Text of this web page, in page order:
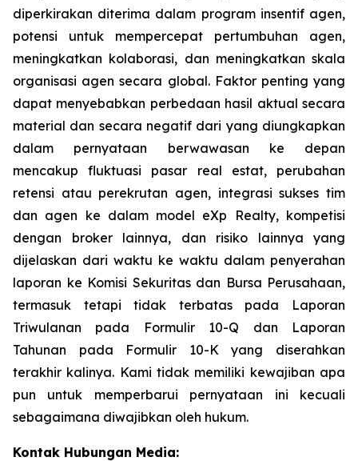
diperkirakan diterima dalam program insentif agen,
potensi untuk mempercepat pertumbuhan agen,
meningkatkan kolaborasi, dan meningkatkan skala
organisasi agen secara global. Faktor penting yang
dapat menyebabkan perbedaan hasil aktual secara
material dan secara negatif dari yang diungkapkan
dalam pernyataan berwawasan ke depan
mencakup fluktuasi pasar real estat, perubahan
retensi atau perekrutan agen, integrasi sukses tim
dan agen ke dalam model eXp Realty, kompetisi
dengan broker lainnya, dan risiko lainnya yang
dijelaskan dari waktu ke waktu dalam penyerahan
laporan ke Komisi Sekuritas dan Bursa Perusahaan,
termasuk tetapi tidak terbatas pada Laporan
Triwulanan pada Formulir 10-Q dan Laporan
Tahunan pada Formulir 10-K yang diserahkan
terakhir kalinya. Kami tidak memiliki kewajiban apa
pun untuk memperbarui pernyataan ini kecuali
sebagaimana diwajibkan oleh hukum.
Kontak Hubungan Media: